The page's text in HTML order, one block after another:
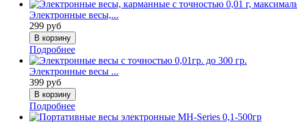
Электронные весы,...
299 руб
Подробнее
Электронные весы ...
399 руб
Подробнее